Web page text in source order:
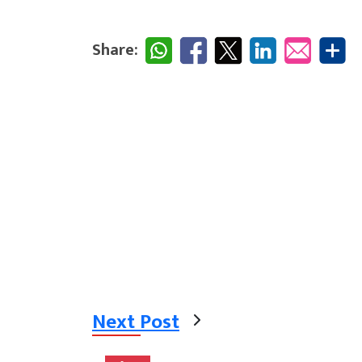
Share:
Next Post